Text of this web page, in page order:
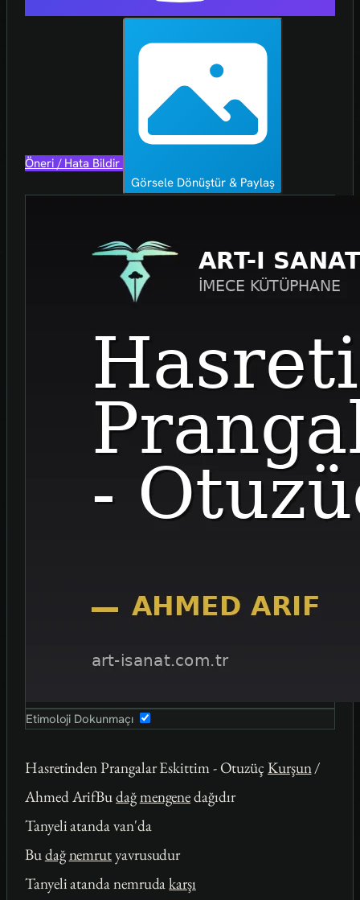
Öneri / Hata Bildir
Görsele Dönüştür & Paylaş
Etimoloji Dokunmaçı
Hasretinden Prangalar Eskittim - Otuzüç Kurşun/
Ahmed ArifBudağmengenedağıdır
Tanyeli atanda van'da
Budağnemrutyavrusudur
Tanyeli atanda nemrudakarşı